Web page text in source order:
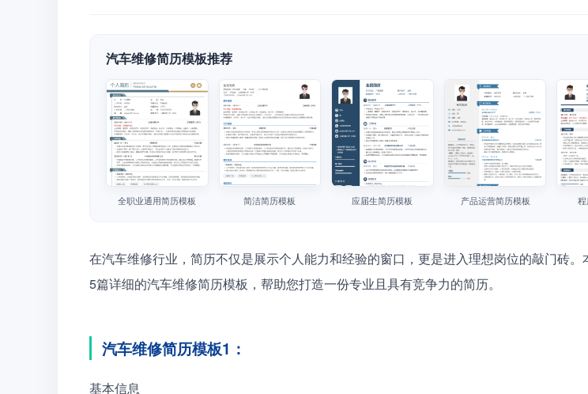
汽车维修简历模板推荐
全职业通用简历模板 简洁简历模板 应届生简历模板 产品运营简历模板
在汽车维修行业，简历不仅是展示个人能力和经验的窗口，更是进入理想岗位的敲门砖。
5篇详细的汽车维修简历模板，帮助您打造一份专业且具有竞争力的简历。
汽车维修简历模板1：
基本信息